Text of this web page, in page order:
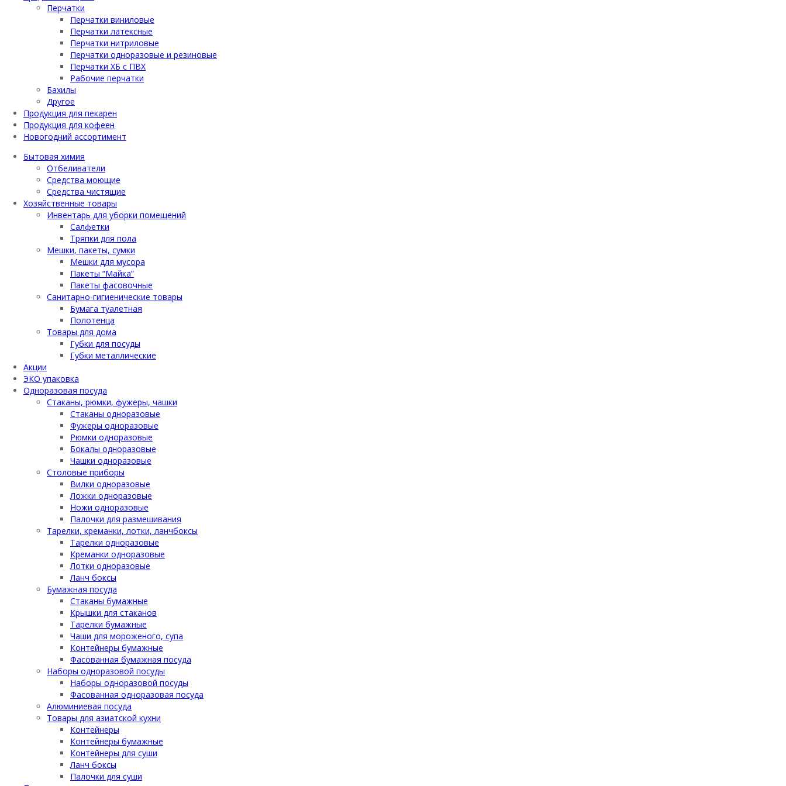
Перчатки
Перчатки виниловые
Перчатки латексные
Перчатки нитриловые
Перчатки одноразовые и резиновые
Перчатки ХБ с ПВХ
Рабочие перчатки
Бахилы
Другое
Продукция для пекарен
Продукция для кофеен
Новогодний ассортимент
Бытовая химия
Отбеливатели
Средства моющие
Средства чистящие
Хозяйственные товары
Инвентарь для уборки помещений
Салфетки
Тряпки для пола
Мешки, пакеты, сумки
Мешки для мусора
Пакеты “Майка”
Пакеты фасовочные
Санитарно-гигиенические товары
Бумага туалетная
Полотенца
Товары для дома
Губки для посуды
Губки металлические
Акции
ЭКО упаковка
Одноразовая посуда
Стаканы, рюмки, фужеры, чашки
Стаканы одноразовые
Фужеры одноразовые
Рюмки одноразовые
Бокалы одноразовые
Чашки одноразовые
Столовые приборы
Вилки одноразовые
Ложки одноразовые
Ножи одноразовые
Палочки для размешивания
Тарелки, креманки, лотки, ланчбоксы
Тарелки одноразовые
Креманки одноразовые
Лотки одноразовые
Ланч боксы
Бумажная посуда
Стаканы бумажные
Крышки для стаканов
Тарелки бумажные
Чаши для мороженого, супа
Контейнеры бумажные
Фасованная бумажная посуда
Наборы одноразовой посуды
Наборы одноразовой посуды
Фасованная одноразовая посуда
Алюминиевая посуда
Товары для азиатской кухни
Контейнеры
Контейнеры бумажные
Контейнеры для суши
Ланч боксы
Палочки для суши